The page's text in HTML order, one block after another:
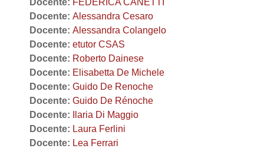
Docente: FEDERICA CANETTI
Docente: Alessandra Cesaro
Docente: Alessandra Colangelo
Docente: etutor CSAS
Docente: Roberto Dainese
Docente: Elisabetta De Michele
Docente: Guido De Renoche
Docente: Guido De Rénoche
Docente:
Ilaria Di Maggio
Docente: Laura Ferlini
Docente: Lea Ferrari